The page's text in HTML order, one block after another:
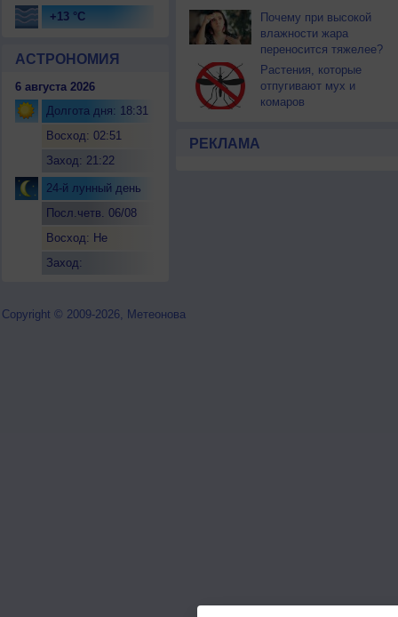
+13 °C
АСТРОНОМИЯ
6 августа 2026
Долгота дня: 18:31
Восход: 02:51
Заход: 21:22
24-й лунный день
Посл.четв. 06/08
Восход: Не
Заход:
Почему при высокой
влажности жара
переносится тяжелее?
Растения, которые
отпугивают мух и
комаров
РЕКЛАМА
Copyright © 2009-2026, Метеонова